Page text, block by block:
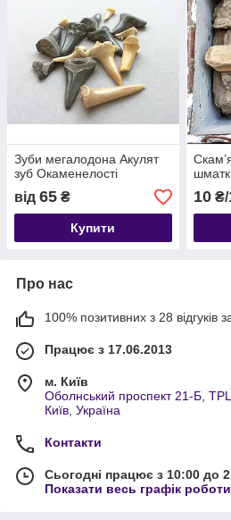
Зуби мегалодона Акулят
зуб Окаменелості
від 65 ₴
Купити
10₴/
Про нас
100% позитивних з 28 відгуків
Працює з 17.06.2013
м. Київ
Оболнський проспект 21-Б,
Київ, Україна
Контакти
Сьогодні працює з 10:00 до
Показати весь графік роботи